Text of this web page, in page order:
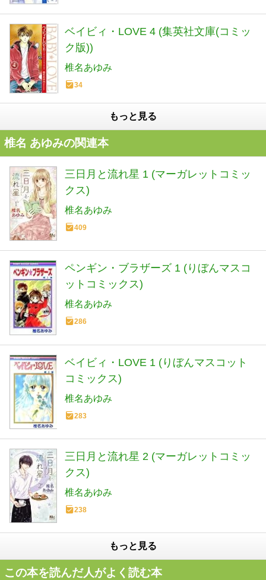
ベイビィ・LOVE 4 (集英社文庫(コミッ
ク版))
椎名あゆみ
34
もっと見る
椎名 あゆみの関連本
三日月と流れ星 1 (マーガレットコミッ
クス)
椎名あゆみ
409
ペンギン・ブラザーズ 1 (りぼんマスコ
ットコミックス)
椎名あゆみ
286
ベイビィ・LOVE 1 (りぼんマスコット
コミックス)
椎名あゆみ
283
三日月と流れ星 2 (マーガレットコミッ
クス)
椎名あゆみ
238
もっと見る
この本を読んだ人がよく読む本